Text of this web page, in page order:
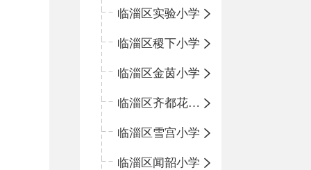
临淄区实验小学
临淄区稷下小学
临淄区金茵小学
临淄区齐都花园小学
临淄区雪宫小学
临淄区闻韶小学